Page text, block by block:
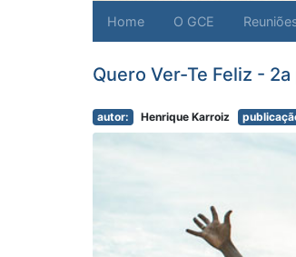
Home O GCE
Quero Ver-Te Feliz -
autor: Henrique Karroiz